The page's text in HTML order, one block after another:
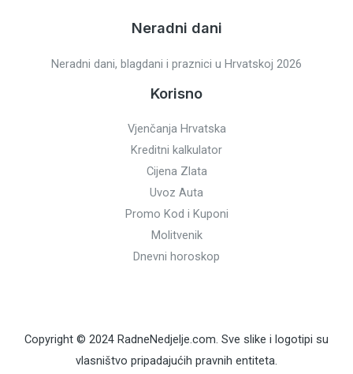
Neradni dani
Neradni dani, blagdani i praznici u Hrvatskoj 2026
Korisno
Vjenčanja Hrvatska
Kreditni kalkulator
Cijena Zlata
Uvoz Auta
Promo Kod i Kuponi
Molitvenik
Dnevni horoskop
Copyright © 2024 RadneNedjelje.com. Sve slike i logotipi su
vlasništvo pripadajućih pravnih entiteta.